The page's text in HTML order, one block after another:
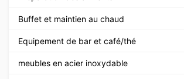
Buffet et maintien au chaud
Equipement de bar et café/thé
meubles en acier inoxydable